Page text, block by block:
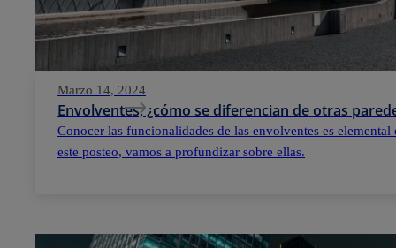
Marzo 14, 2024
Envolventes, ¿cómo se diferencian de otras
Conocer las funcionalidades de las envolventes es
este posteo, vamos a profundizar sobre ellas.